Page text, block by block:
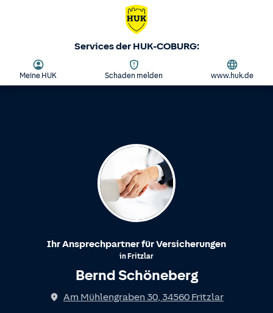
Services der HUK-COBURG:
Meine HUK Schaden melden www.huk.de
Ihr Ansprechpartner für Versicherungen
in Fritzlar
Bernd Schöneberg
Am Mühlengraben 30, 34560 Fritzlar